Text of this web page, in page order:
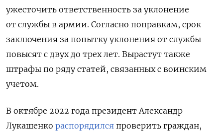
ужесточить ответственность за уклонение
от службы в армии. Согласно поправкам, срок
заключения за попытку уклонения от службы
повысят с двух до трех лет. Вырастут также
штрафы по ряду статей, связанных с воинским
учетом.
В октябре 2022 года президент Александр
Лукашенко распорядился проверить граждан,